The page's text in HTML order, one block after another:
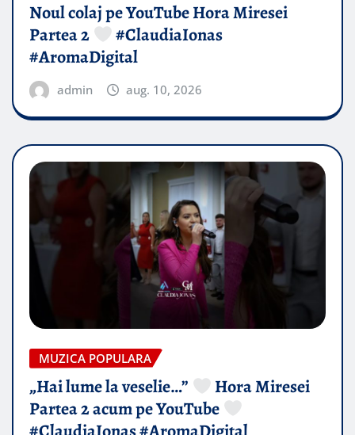
Noul colaj pe YouTube Hora Miresei
Partea 2
#ClaudiaIonas
#AromaDigital
admin aug. 10, 2026
MUZICA POPULARA
„Hai lume la veselie…”
Hora Miresei
Partea 2 acum pe YouTube